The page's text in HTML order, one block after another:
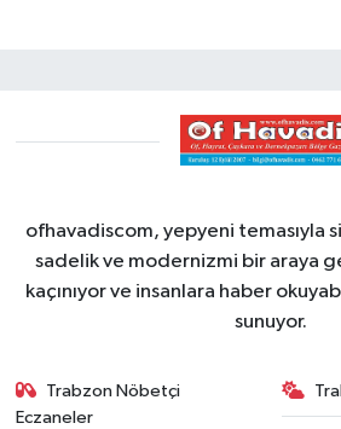
ofhavadiscom, yepyeni temasıyla
sadelik ve modernizmi bir araya
kaçınıyor ve insanlara haber
sunuyor.
Trabzon Nöbetçi
Eczaneler